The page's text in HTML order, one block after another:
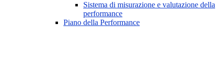
Sistema di misurazione e valutazione della
performance
Piano della Performance